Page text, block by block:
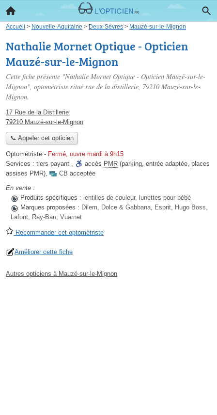
Accueil > Nouvelle-Aquitaine > Deux-Sèvres > Mauzé-sur-le-Mignon
Nathalie Mornet Optique - Opticien
Mauzé-sur-le-Mignon
Cette fiche présente "Nathalie Mornet Optique - Opticien Mauzé-sur-le-
Mignon", optométriste situé rue de la distillerie, 79210 Mauzé-sur-le-
Mignon.
17 Rue de la Distillerie
79210 Mauzé-sur-le-Mignon
📞 Appeler cet opticien
Optométriste - Fermé, ouvre mardi à 9h15
Services : tiers payant , accès PMR (parking, entrée adaptée, places
assises PMR),
CB acceptée
En vente :
Produits spécifiques : lentilles de couleur, lunettes pour bébé
Marques proposées : Dilem, Dolce & Gabbana, Esprit, Hugo Boss,
Lafont, Ray-Ban, Vuarnet
Recommander cet optométriste
Améliorer cette fiche
Autres opticiens à Mauzé-sur-le-Mignon